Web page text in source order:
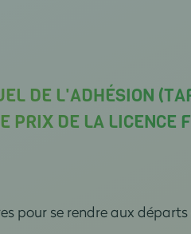
DE L'ADHÉSION
PRIX DE LA LICENCE
pour se rendre aux